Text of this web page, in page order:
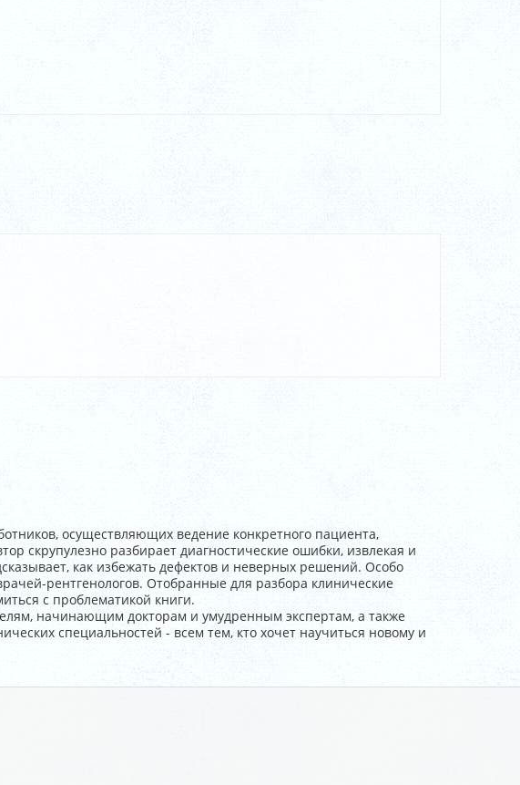
осуществляющих ведение конкретного пациента,
скрупулезно разбирает диагностические ошибки, извлекая и
как избежать дефектов и неверных решений. Особо
рентгенологов. Отобранные для разбора клинические
с проблематикой книги.
начинающим докторам и умудренным экспертам, а также
специальностей - всем тем, кто хочет научиться новому и